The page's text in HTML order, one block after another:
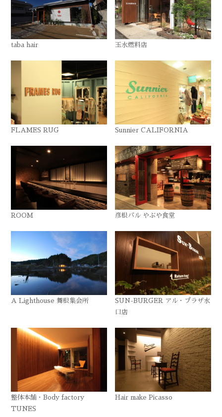
taba hair 玉水燃料店
FLAMES RUG Sunnier CALIFORNIA
ROOM 彦根バル やぶや食堂
A Lighthouse 舞根集会所
SUN-BURGER アル・プラザ水
口店
整体本舗・Body factory
TUNES
Hair make Picasso